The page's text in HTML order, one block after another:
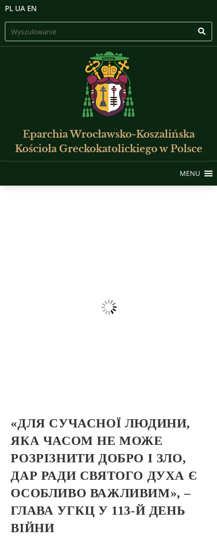
PL UA EN
Eparchia Wrocławsko-Koszalińska
Kościoła Greckokatolickiego w Polsce
MENU
«ДЛЯ СУЧАСНОЇ ЛЮДИНИ,
ЯКА ЧАСОМ НЕ МОЖЕ
РОЗРІЗНИТИ ДОБРО І ЗЛО,
ДАР РАДИ СВЯТОГО ДУХА Є
ОСОБЛИВО ВАЖЛИВИМ», –
ГЛАВА УГКЦ У 113-Й ДЕНЬ
ВІЙНИ